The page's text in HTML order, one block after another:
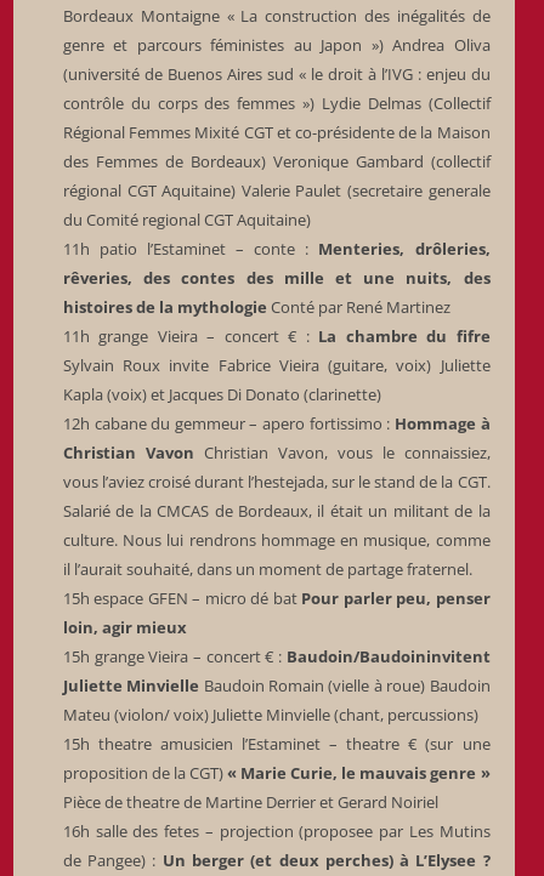
Bordeaux Montaigne « La construction des inégalités de
genre et parcours féministes au Japon ») Andrea Oliva
(université de Buenos Aires sud « le droit à l’IVG : enjeu du
contrôle du corps des femmes ») Lydie Delmas (Collectif
Régional Femmes Mixité CGT et co-présidente de la Maison
des Femmes de Bordeaux) Veronique Gambard (collectif
régional CGT Aquitaine) Valerie Paulet (secretaire generale
du Comité regional CGT Aquitaine)
11h patio l’Estaminet – conte : Menteries, drôleries,
rêveries, des contes des mille et une nuits, des
histoires de la mythologie Conté par René Martinez
11h grange Vieira – concert € : La chambre du fifre
Sylvain Roux invite Fabrice Vieira (guitare, voix) Juliette
Kapla (voix) et Jacques Di Donato (clarinette)
12h cabane du gemmeur – apero fortissimo : Hommage à
Christian Vavon Christian Vavon, vous le connaissiez,
vous l’aviez croisé durant l’hestejada, sur le stand de la CGT.
Salarié de la CMCAS de Bordeaux, il était un militant de la
culture. Nous lui rendrons hommage en musique, comme
il l’aurait souhaité, dans un moment de partage fraternel.
15h espace GFEN – micro dé bat Pour parler peu, penser
loin, agir mieux
15h grange Vieira – concert € : Baudoin/Baudoininvitent
Juliette Minvielle Baudoin Romain (vielle à roue) Baudoin
Mateu (violon/ voix) Juliette Minvielle (chant, percussions)
15h theatre amusicien l’Estaminet – theatre € (sur une
proposition de la CGT)« Marie Curie, le mauvais genre »
Pièce de theatre de Martine Derrier et Gerard Noiriel
16h salle des fetes – projection (proposee par Les Mutins
de Pangee) : Un berger (et deux perches) à L’Elysee ?